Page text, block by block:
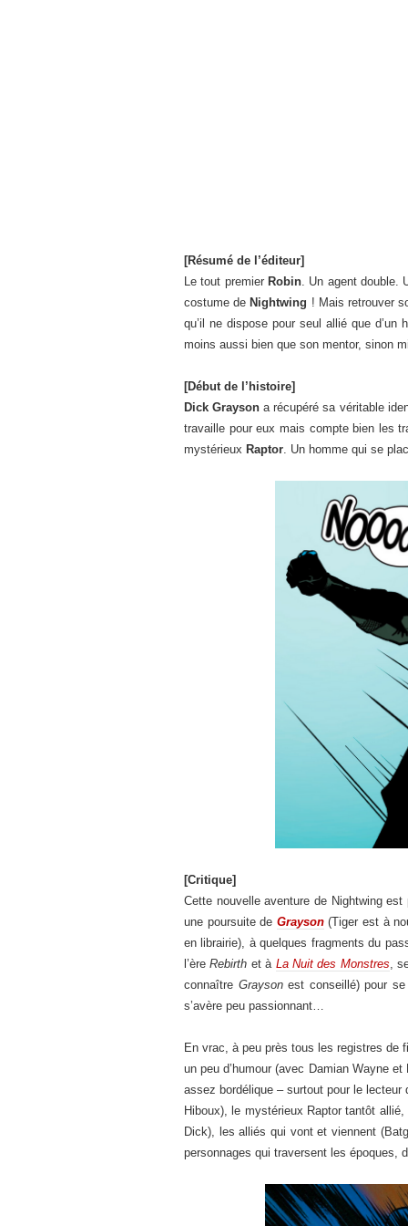
[Résumé de l’éditeur]
Le tout premier Robin. Un agent double.
costume de Nightwing ! Mais retrouver
qu’il ne dispose pour seul allié que
moins aussi bien que son mentor, sinon
[Début de l’histoire]
Dick Grayson a récupéré sa véritable
travaille pour eux mais compte bien les
mystérieux Raptor. Un homme qui se
[Critique]
Cette nouvelle aventure de Nightwing
une poursuite de Grayson(Tiger est à
en librairie), à quelques fragments du
l’èreRebirth et à La Nuit des Monstres ,
connaître Graysonest conseillé) pour se
s’avère peu passionnant…
En vrac, à peu près tous les registres de
un peu d’humour (avec Damian Wayne
assez bordélique – surtout pour le
Hiboux), le mystérieux Raptor tantôt
Dick), les alliés qui vont et viennent
personnages qui traversent les époques,